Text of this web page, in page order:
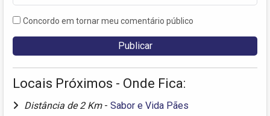
Concordo em tornar meu comentário público
Locais Próximos - Onde Fica:
Distância de 2 Km - Sabor e Vida Pães